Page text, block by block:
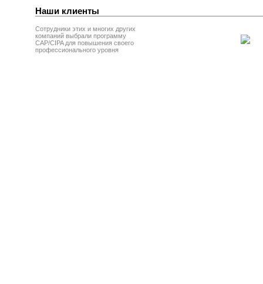
Наши клиенты
Сотрудники этих и многих других
компаний выбрали программу
CAP/CIPA для повышения своего
профессионального уровня